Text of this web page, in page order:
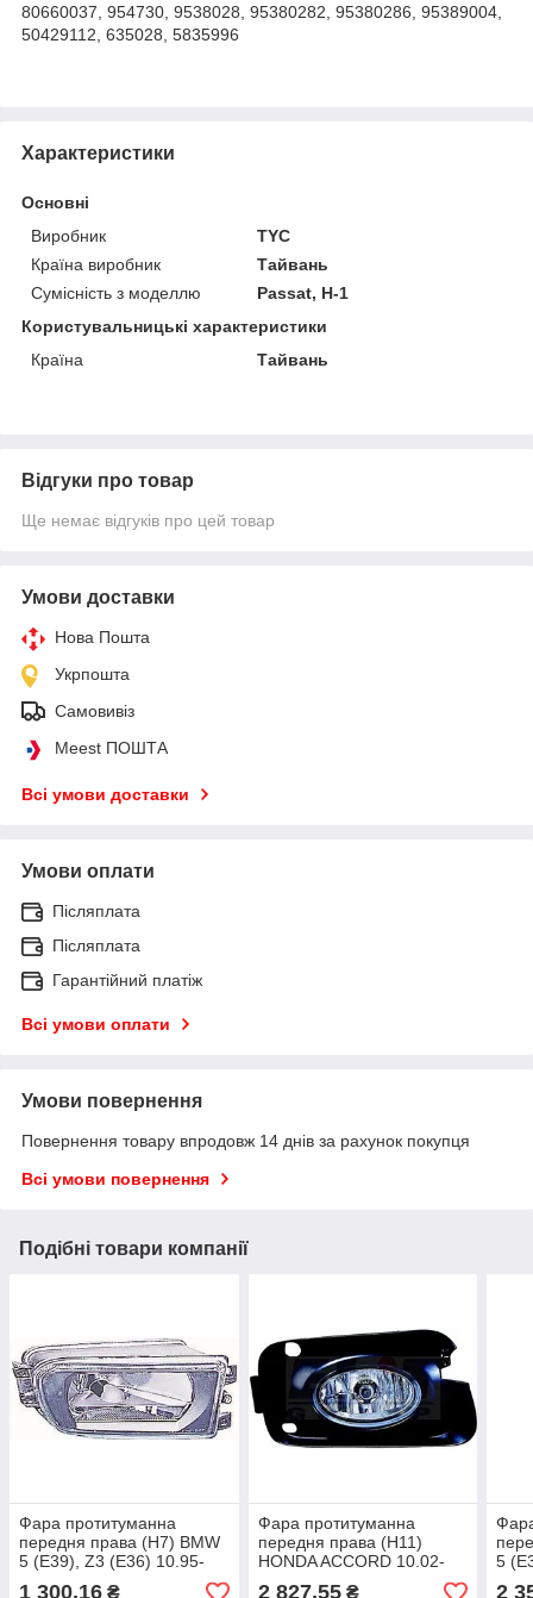
80660037, 954730, 9538028, 95380282, 95380286, 95389004,
50429112, 635028, 5835996
Характеристики
Основні
Виробник
TYC
Країна виробник
Тайвань
Сумісність з моделлю
Passat, H-1
Користувальницькі характеристики
Країна
Тайвань
Відгуки про товар
Ще немає відгуків про цей товар
Умови доставки
Нова Пошта
Укрпошта
Самовивіз
Meest ПОШТА
Всі умови доставки
Умови оплати
Післяплата
Післяплата
Гарантійний платіж
Всі умови оплати
Умови повернення
Повернення товару впродовж 14 днів за рахунок покупця
Всі умови повернення
Подібні товари компанії
Фара протитуманна
передня права (H7) BMW
5 (E39), Z3 (E36) 10.95-
05.04
1 300,16 ₴
Фара протитуманна
передня права (H11)
HONDA ACCORD 10.02-
05.08 Протитуманна фара
2 827,55₴
5
2